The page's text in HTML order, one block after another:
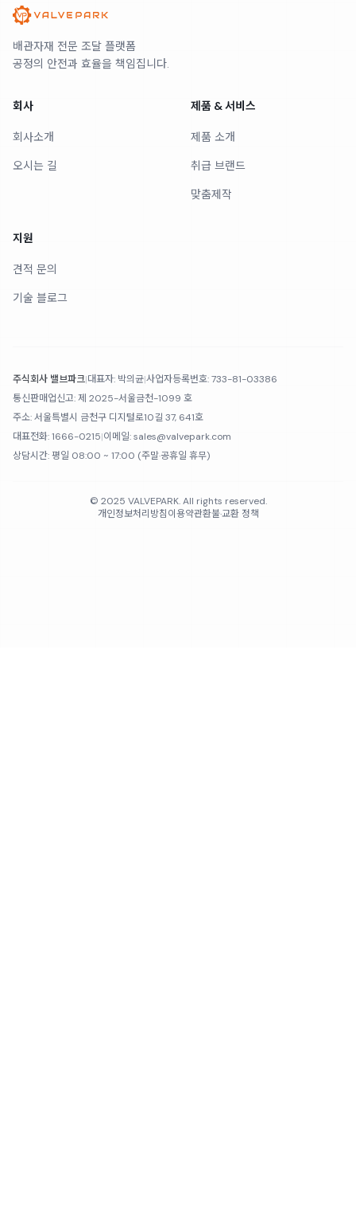
배관자재 전문 조달 플랫폼
공정의 안전과 효율을 책임집니다.
회사
회사소개
오시는 길
제품 & 서비스
제품 소개
취급 브랜드
맞춤제작
지원
견적 문의
기술 블로그
주식회사 밸브파크|대표자: 박의균|사업자등록번호:733-81-03386
통신판매업신고:제 2025-서울금천-1099 호
주소:서울특별시 금천구 디지털로10길 37, 641호
대표전화:1666-0215|이메일:sales@valvepark.com
상담시간:평일 08:00 ~ 17:00 (주말·공휴일 휴무)
© 2025 VALVEPARK. All rights reserved.
개인정보처리방침이용약관환불·교환 정책